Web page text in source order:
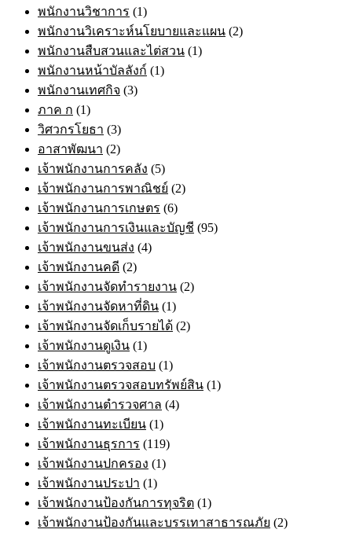
พนักงานวิชาการ (1)
พนักงานวิเคราะห์นโยบายและแผน (2)
พนักงานสืบสวนและไต่สวน (1)
พนักงานหน้าบัลลังก์ (1)
พนักงานเทศกิจ (3)
ภาค ก (1)
วิศวกรโยธา (3)
อาสาพัฒนา (2)
เจ้าพนักงานการคลัง (5)
เจ้าพนักงานการพาณิชย์ (2)
เจ้าพนักงานการเกษตร (6)
เจ้าพนักงานการเงินและบัญชี (95)
เจ้าพนักงานขนส่ง (4)
เจ้าพนักงานคดี (2)
เจ้าพนักงานจัดทำรายงาน (2)
เจ้าพนักงานจัดหาที่ดิน (1)
เจ้าพนักงานจัดเก็บรายได้ (2)
เจ้าพนักงานดูเงิน (1)
เจ้าพนักงานตรวจสอบ (1)
เจ้าพนักงานตรวจสอบทรัพย์สิน (1)
เจ้าพนักงานตำรวจศาล (4)
เจ้าพนักงานทะเบียน (1)
เจ้าพนักงานธุรการ (119)
เจ้าพนักงานปกครอง (1)
เจ้าพนักงานประปา (1)
เจ้าพนักงานป้องกันการทุจริต (1)
เจ้าพนักงานป้องกันและบรรเทาสาธารณภัย (2)